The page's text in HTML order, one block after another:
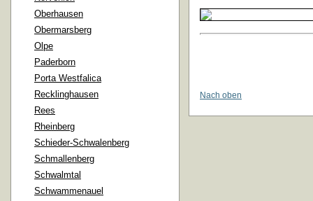
Oberhausen
Obermarsberg
Olpe
Paderborn
Porta Westfalica
Recklinghausen
Rees
Rheinberg
Schieder-Schwalenberg
Schmallenberg
Schwalmtal
Schwammenauel
Nach oben